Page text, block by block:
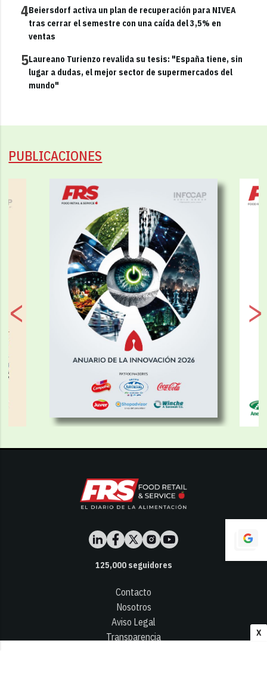
X
4Beiersdorf activa un plan de recuperación para NIVEA
tras cerrar el semestre con una caída del 3,5% en
ventas
5Laureano Turienzo revalida su tesis: "España tiene, sin
lugar a dudas, el mejor sector de supermercados del
mundo"
PUBLICACIONES
125,000seguidores
Contacto
Nosotros
Aviso Legal
Transparencia